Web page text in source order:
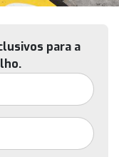
para a